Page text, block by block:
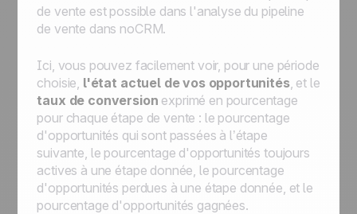
de vente est possible dans l'analyse du pipeline
de vente dans noCRM.
Ici, vous pouvez facilement voir, pour une période
choisie, l'état actuel de vos opportunités, et le
taux de conversion exprimé en pourcentage
pour chaque étape de vente : le pourcentage
d'opportunités qui sont passées à l’étape
suivante, le pourcentage d'opportunités toujours
actives à une étape donnée, le pourcentage
d'opportunités perdues à une étape donnée, et le
pourcentage d'opportunités gagnées.